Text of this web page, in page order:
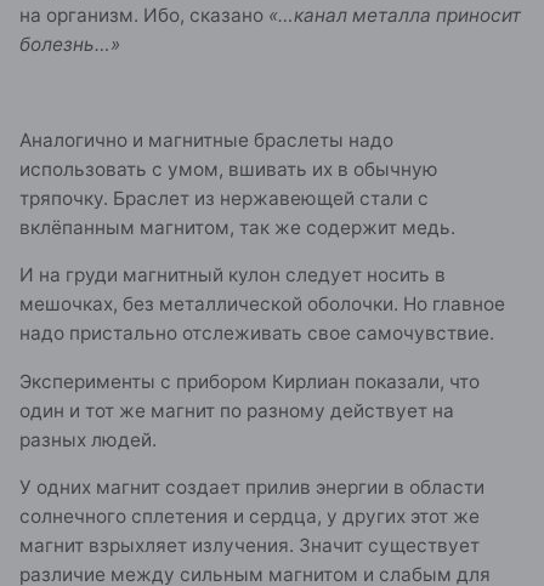
на организм. Ибо, сказано «…канал металла приносит
болезнь…»
Аналогично и магнитные браслеты надо
использовать с умом, вшивать их в обычную
тряпочку. Браслет из нержавеющей стали с
вклёпанным магнитом, так же содержит медь.
И на груди магнитный кулон следует носить в
мешочках, без металлической оболочки. Но главное
надо пристально отслеживать свое самочувствие.
Эксперименты с прибором Кирлиан показали, что
один и тот же магнит по разному действует на
разных людей.
У одних магнит создает прилив энергии в области
солнечного сплетения и сердца, у других этот же
магнит взрыхляет излучения. Значит существует
различие между сильным магнитом и слабым для